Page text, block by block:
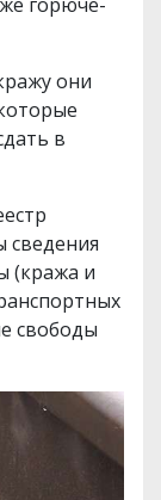
они
в
сведения
(кража и
свободы